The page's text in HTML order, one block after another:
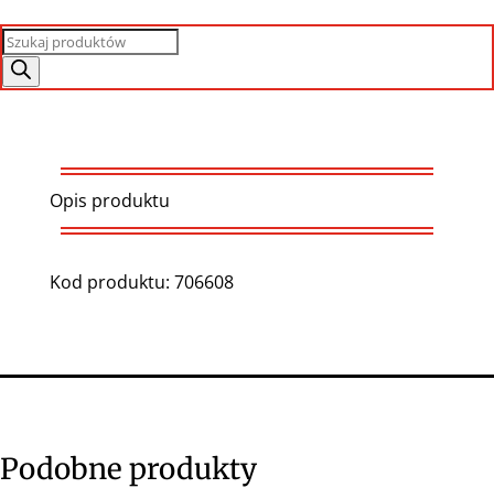
Wyszukiwarka
produktów
Opis produktu
Kod produktu: 706608
Podobne produkty